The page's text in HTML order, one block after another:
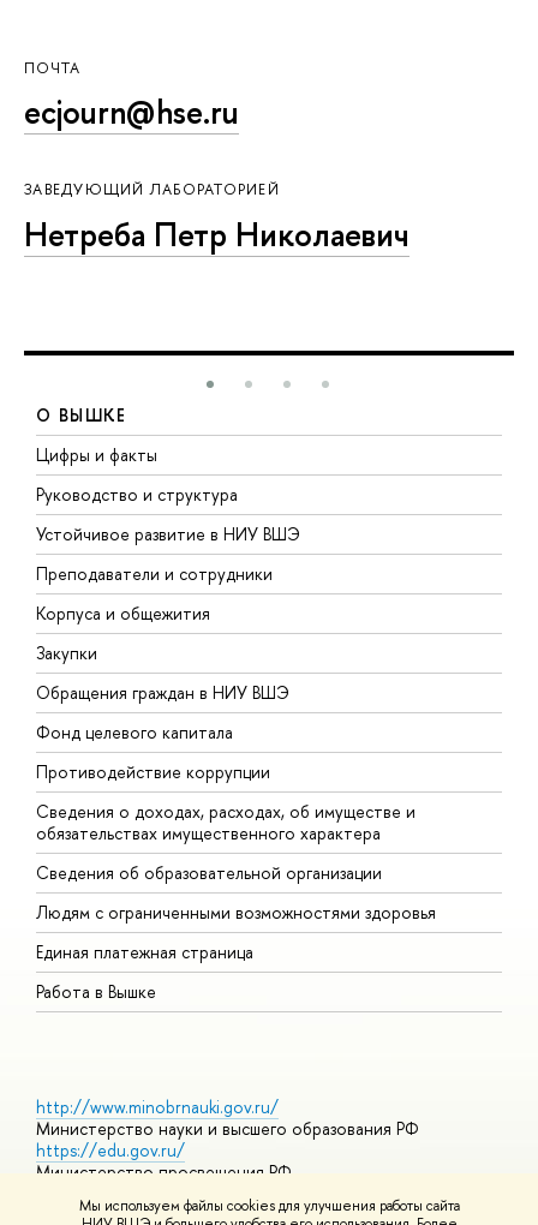
Мы используем файлы cookies для улучшения работы сайта
ПОЧТА
ecjourn@hse.ru
ЗАВЕДУЮЩИЙ ЛАБОРАТОРИЕЙ
Нетреба Петр Николаевич
О ВЫШКЕ
Цифры и факты
Руководство и структура
Устойчивое развитие в НИУ ВШЭ
Преподаватели и сотрудники
Корпуса и общежития
Закупки
Обращения граждан в НИУ ВШЭ
Фонд целевого капитала
Противодействие коррупции
Сведения о доходах, расходах, об имуществе и
обязательствах имущественного характера
Сведения об образовательной организации
Людям с ограниченными возможностями здоровья
Единая платежная страница
Работа в Вышке
http://www.minobrnauki.gov.ru/
Министерство науки и высшего образования РФ
https://edu.gov.ru/
Министерство просвещения РФ
Массовые открытые онлайн-курсы